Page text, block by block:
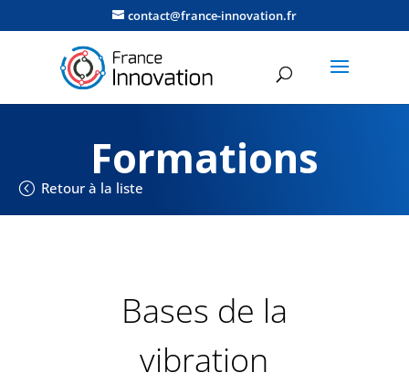
contact@france-innovation.fr
Formations
Retour à la liste
Bases de la
vibration